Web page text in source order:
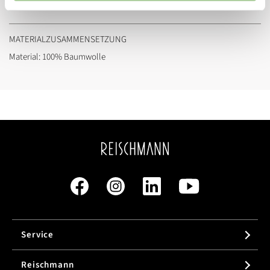
Passform:Regular Fit
MATERIALZUSAMMENSETZUNG
Material: 100% Baumwolle
Service
Reischmann